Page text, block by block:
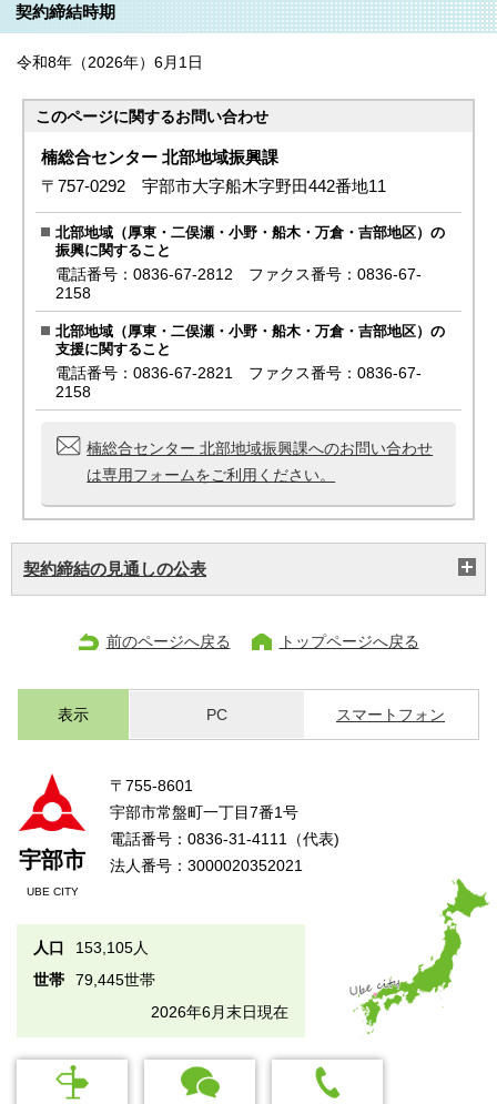
契約締結時期
令和8年（2026年）6月1日
このページに関するお問い合わせ
楠総合センター 北部地域振興課
〒757-0292 宇部市大字船木字野田442番地11
北部地域（厚東・二俣瀬・小野・船木・万倉・吉部地区）の
振興に関すること
電話番号：0836-67-2812 ファクス番号：0836-67-
2158
北部地域（厚東・二俣瀬・小野・船木・万倉・吉部地区）の
支援に関すること
電話番号：0836-67-2821 ファクス番号：0836-67-
2158
楠総合センター 北部地域振興課へのお問い合わせ
は専用フォームをご利用ください。
契約締結の見通しの公表
前のページへ戻る トップページへ戻る
表示 PC スマートフォン
宇部市
UBE CITY
〒755-8601
宇部市常盤町一丁目7番1号
電話番号：0836-31-4111（代表)
法人番号：3000020352021
人口
153,105人
世帯
79,445世帯
2026年6月末日現在